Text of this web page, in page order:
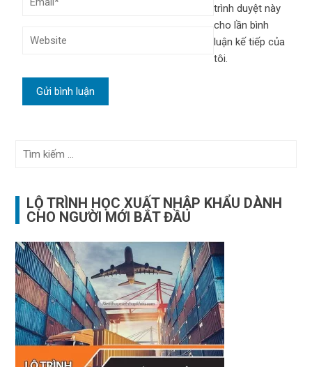
trình duyệt này
cho lần bình
luận kế tiếp của
tôi.
Tìm
LỘ TRÌNH HỌC XUẤT NHẬP KHẨU DÀNH
CHO NGƯỜI MỚI BẮT ĐẦU